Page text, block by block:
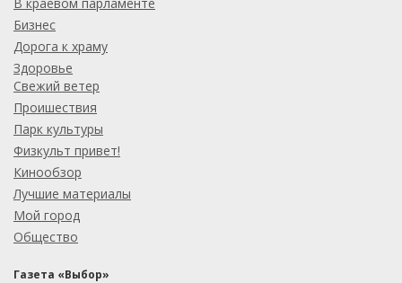
Бизнес
Дорога к храму
Здоровье
Свежий ветер
Проишествия
Парк культуры
Физкульт привет!
Кинообзор
Лучшие материалы
Мой город
Общество
Газета «Выбор»